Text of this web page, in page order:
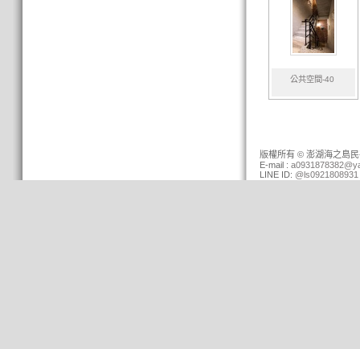
公共空間-40
版權所有 © 澎湖海之島
E-mail :
LINE ID: @ls0921808931